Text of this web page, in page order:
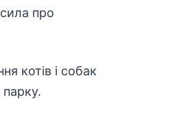
про
котів і собак